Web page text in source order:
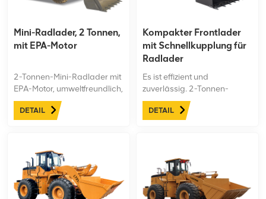
Mini-Radlader, 2 Tonnen,
mit EPA-Motor
2-Tonnen-Mini-Radlader mit
EPA-Motor, umweltfreundlich,
erfüllt die EPA-
Emissionsstandards und hat
DETAIL
Kompakter Frontlader
mit Schnellkupplung für
Radlader
Es ist effizient und
zuverlässig. 2-Tonnen-
Kompakt-Frontlader Das
Gerät bietet Ihnen
Baustellen, in der Logistik
oder in der Landwirtschaft –
es ist leistungsstark und
auch auf engstem Raum
DETAIL